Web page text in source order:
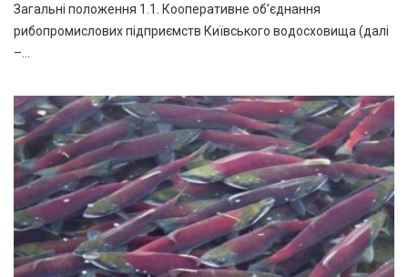
Загальні положення 1.1. Кооперативне об’єднання
рибопромислових підприємств Київського водосховища (далі
–…